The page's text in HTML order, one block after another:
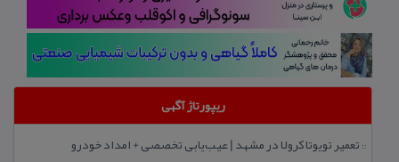
ریپورتاژ آگهی
:: تعمیر تویوتا كرولا در مشهد | عیب‌یابی تخصصی + امداد خودرو